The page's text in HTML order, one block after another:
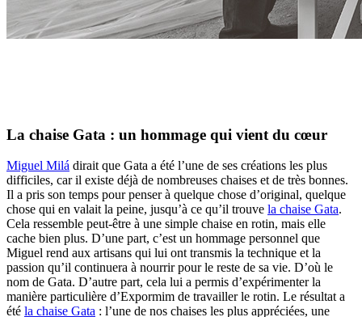
La chaise Gata : un hommage qui vient du cœur
Miguel Milá dirait que Gata a été l’une de ses créations les plus
difficiles, car il existe déjà de nombreuses chaises et de très bonnes.
Il a pris son temps pour penser à quelque chose d’original, quelque
chose qui en valait la peine, jusqu’à ce qu’il trouve la chaise Gata.
Cela ressemble peut-être à une simple chaise en rotin, mais elle
cache bien plus. D’une part, c’est un hommage personnel que
Miguel rend aux artisans qui lui ont transmis la technique et la
passion qu’il continuera à nourrir pour le reste de sa vie. D’où le
nom de Gata. D’autre part, cela lui a permis d’expérimenter la
manière particulière d’Expormim de travailler le rotin. Le résultat a
été la chaise Gata : l’une de nos chaises les plus appréciées, une